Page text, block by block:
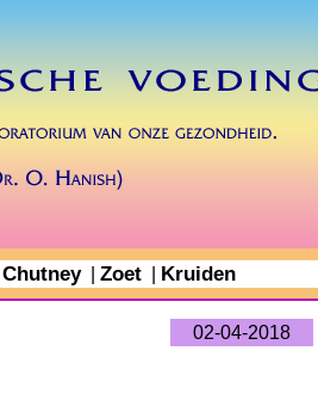
Chutney| Zoet Kruiden
02-04-2018